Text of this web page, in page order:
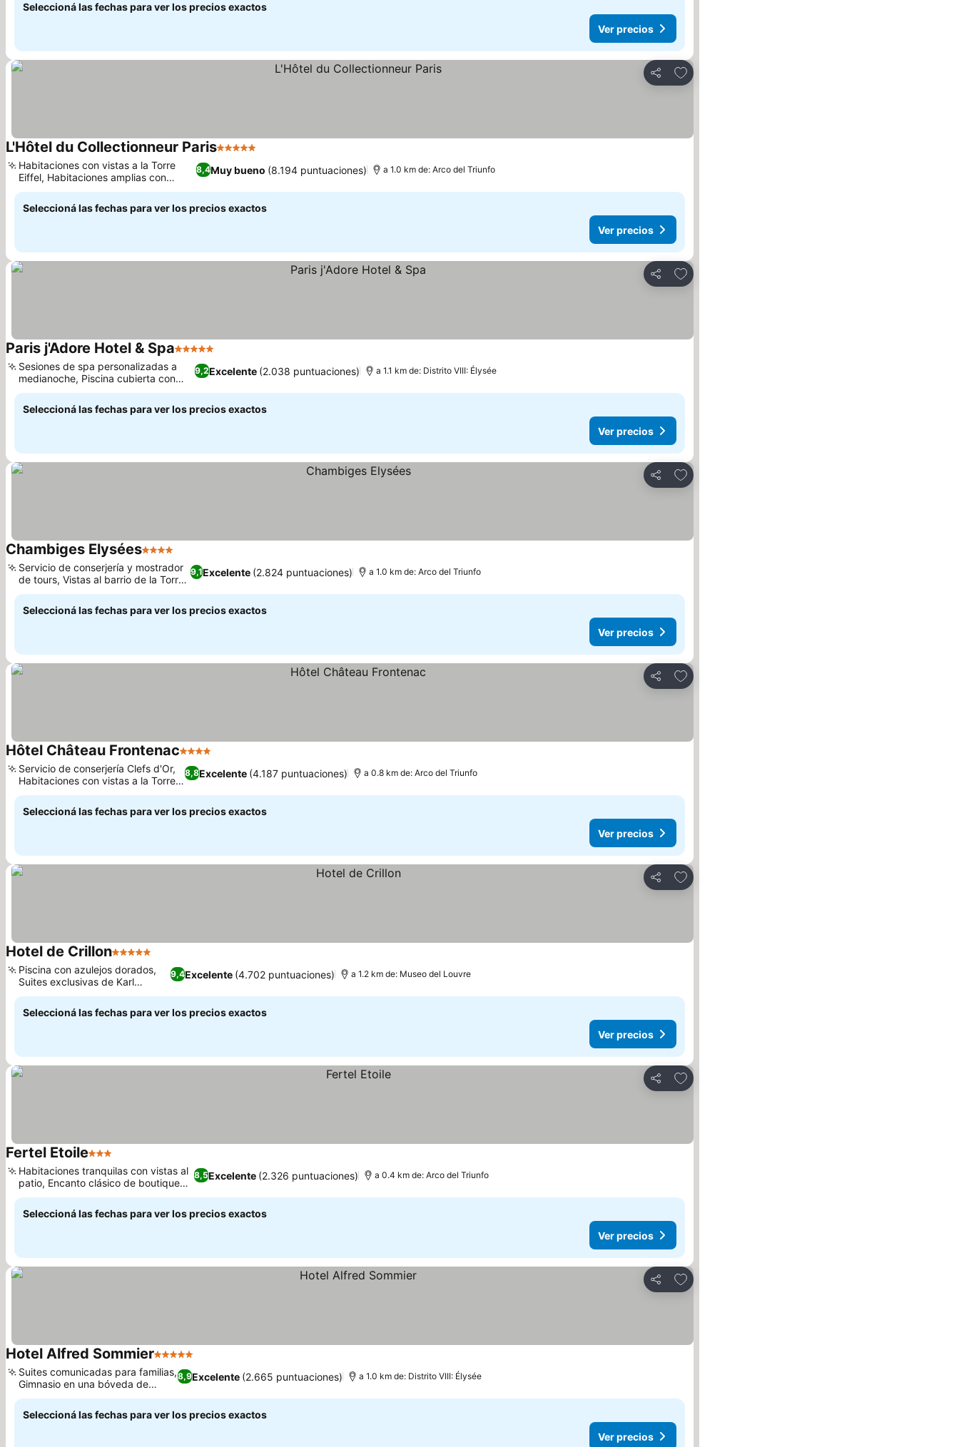
Seleccioná las fechas para ver los precios exactos
Ver precios
Compartir
Añadir a favoritos
L'Hôtel du Collectionneur Paris5 Estrellas
8,4Muy bueno (8.194 puntuaciones)
Habitaciones con vistas a la Torre
Eiffel, Habitaciones amplias con
encanto parisino
a 1.0 km de: Arco del Triunfo
Seleccioná las fechas para ver los precios exactos
Ver precios
Compartir
Añadir a favoritos
Paris j'Adore Hotel & Spa5 Estrellas
9,2Excelente (2.038 puntuaciones)
Sesiones de spa personalizadas a
medianoche, Piscina cubierta con
hidroterapia
a 1.1 km de: Distrito VIII: Élysée
Seleccioná las fechas para ver los precios exactos
Ver precios
Compartir
Añadir a favoritos
Chambiges Elysées4 Estrellas
9,1Excelente (2.824 puntuaciones)
Servicio de conserjería y mostrador
de tours, Vistas al barrio de la Torre
Eiffel
a 1.0 km de: Arco del Triunfo
Seleccioná las fechas para ver los precios exactos
Ver precios
Compartir
Añadir a favoritos
Hôtel Château Frontenac4 Estrellas
8,8Excelente (4.187 puntuaciones)
Servicio de conserjería Clefs d'Or,
Habitaciones con vistas a la Torre
Eiffel
a 0.8 km de: Arco del Triunfo
Seleccioná las fechas para ver los precios exactos
Ver precios
Compartir
Añadir a favoritos
Hotel de Crillon5 Estrellas
9,4Excelente (4.702 puntuaciones)
Piscina con azulejos dorados,
Suites exclusivas de Karl
Lagerfeld
a 1.2 km de: Museo del Louvre
Seleccioná las fechas para ver los precios exactos
Ver precios
Compartir
Añadir a favoritos
Fertel Etoile3 Estrellas
8,5Excelente (2.326 puntuaciones)
Habitaciones tranquilas con vistas al
patio, Encanto clásico de boutique
parisina
a 0.4 km de: Arco del Triunfo
Seleccioná las fechas para ver los precios exactos
Ver precios
Compartir
Añadir a favoritos
Hotel Alfred Sommier5 Estrellas
8,9Excelente (2.665 puntuaciones)
Suites comunicadas para familias,
Gimnasio en una bóveda de
piedra
a 1.0 km de: Distrito VIII: Élysée
Seleccioná las fechas para ver los precios exactos
Ver precios